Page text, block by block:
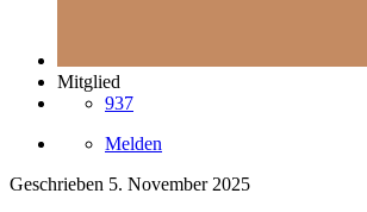
Mitglied
937
Melden
Geschrieben 5. November 2025